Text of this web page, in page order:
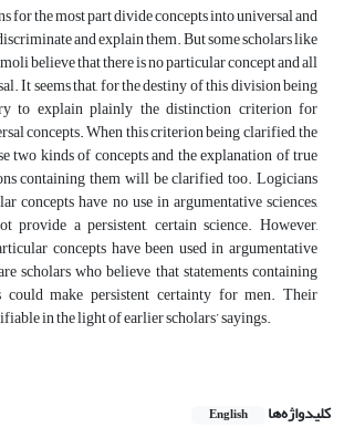
for the most part divide concepts into universal and
and explain them. But some scholars like
believe that there is no particular concept and all
It seems that, for the destiny of this division being
to explain plainly the distinction criterion for
concepts. When this criterion being clarified, the
two kinds of concepts and the explanation of true
containing them will be clarified too. Logicians
concepts have no use in argumentative sciences,
provide a persistent, certain science. However,
concepts have been used in argumentative
scholars who believe that statements containing
could make persistent certainty for men. Their
in the light of earlier scholars’ sayings.
کلیدواژه‌ها English